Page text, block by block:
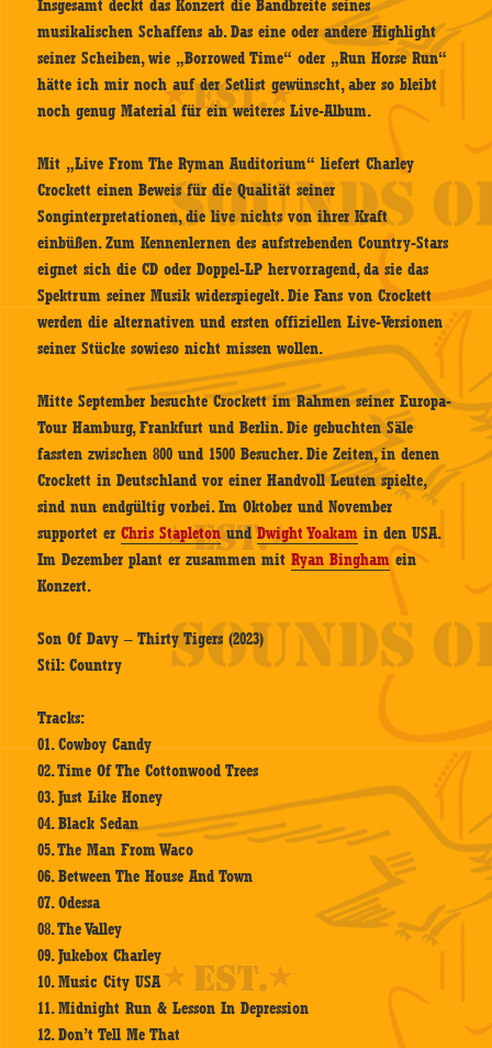
Insgesamt deckt das Konzert die Bandbreite seines
musikalischen Schaffens ab. Das eine oder andere Highlight
seiner Scheiben, wie „Borrowed Time“ oder „Run Horse Run“
hätte ich mir noch auf der Setlist gewünscht, aber so bleibt
noch genug Material für ein weiteres Live-Album.
Mit „Live From The Ryman Auditorium“ liefert Charley
Crockett einen Beweis für die Qualität seiner
Songinterpretationen, die live nichts von ihrer Kraft
einbüßen. Zum Kennenlernen des aufstrebenden Country-Stars
eignet sich die CD oder Doppel-LP hervorragend, da sie das
Spektrum seiner Musik widerspiegelt. Die Fans von Crockett
werden die alternativen und ersten offiziellen Live-Versionen
seiner Stücke sowieso nicht missen wollen.
Mitte September besuchte Crockett im Rahmen seiner Europa-
Tour Hamburg, Frankfurt und Berlin. Die gebuchten Säle
fassten zwischen 800 und 1500 Besucher. Die Zeiten, in denen
Crockett in Deutschland vor einer Handvoll Leuten spielte,
sind nun endgültig vorbei. Im Oktober und November
supportet erChris StapletonundDwight Yoakam in den USA.
Im Dezember plant er zusammen mitRyan Bingham ein
Konzert.
Son Of Davy – Thirty Tigers (2023)
Stil: Country
Tracks:
01. Cowboy Candy
02. Time Of The Cottonwood Trees
03. Just Like Honey
04. Black Sedan
05. The Man From Waco
06. Between The House And Town
07. Odessa
08. The Valley
09. Jukebox Charley
10. Music City USA
11. Midnight Run & Lesson In Depression
12. Don’t Tell Me That